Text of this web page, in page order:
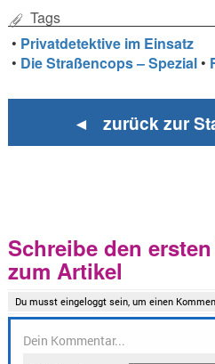
Tags
• Privatdetektive im Einsatz
• Die Straßencops – Spezial •
◄ zurück zur
Schreibe den
zum Artikel